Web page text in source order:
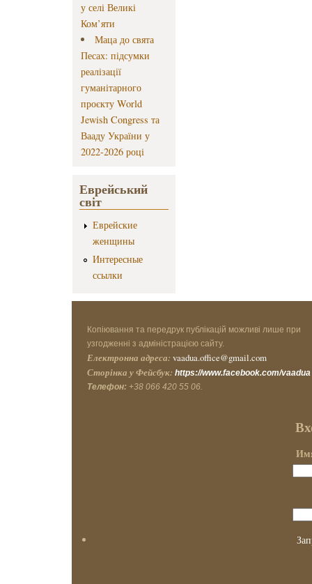
у селі Великі
Ком’яти
Маца до свята
Песах: підсумки
реалізації
гуманітарного
проєкту World
Jewish Congress та
Вааду України у
2022-2026 році
Еврейський
світ
Еврейские
женщины
Интересные
ссылки
Копіювання та передрук публікацій можливі лише при
узгодженні з адміністрацією сайту.
Електронна адреса: vaadua.office@gmail.com
Сторінка у Фейсбук: https://www.facebook.com/vaadua
Телефон: +38 066 420 55 06.